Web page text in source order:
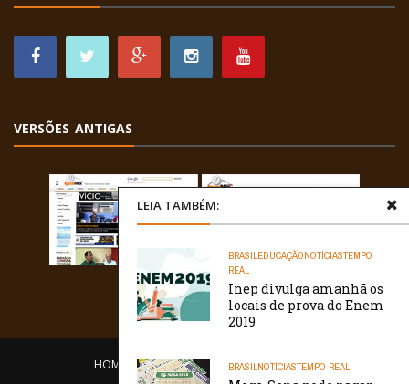
LEIA TAMBÉM:
BRASILEDUCAÇÃONOTÍCIASTEMPO
REAL
Inep divulga amanhã os
locais de prova do Enem
2019
BRASILNOTÍCIASTEMPO REAL
VERSÕES ANTIGAS
HOME EQUIPE O PORTAL CONTATO